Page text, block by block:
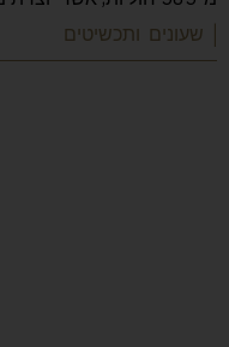
| שעונים ותכשיטים